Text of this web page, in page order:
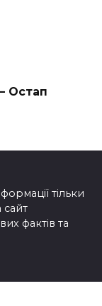
Остап
тільки
сайт
фактів та